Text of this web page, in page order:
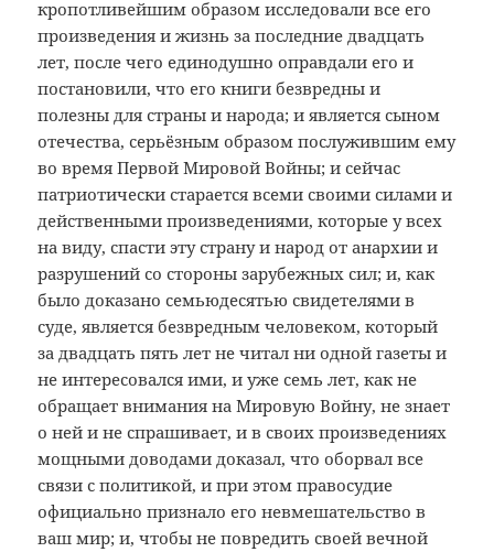
кропотливейшим образом исследовали все его
произведения и жизнь за последние двадцать
лет, после чего единодушно оправдали его и
постановили, что его книги безвредны и
полезны для страны и народа; и является сыном
отечества, серьёзным образом послужившим ему
во время Первой Мировой Войны; и сейчас
патриотически старается всеми своими силами и
действенными произведениями, которые у всех
на виду, спасти эту страну и народ от анархии и
разрушений со стороны зарубежных сил; и, как
было доказано семьюдесятью свидетелями в
суде, является безвредным человеком, который
за двадцать пять лет не читал ни одной газеты и
не интересовался ими, и уже семь лет, как не
обращает внимания на Мировую Войну, не знает
о ней и не спрашивает, и в своих произведениях
мощными доводами доказал, что оборвал все
связи с политикой, и при этом правосудие
официально признало его невмешательство в
ваш мир; и, чтобы не повредить своей вечной